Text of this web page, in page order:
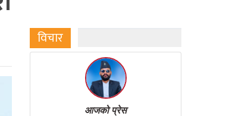
विचार
आजको प्रेस